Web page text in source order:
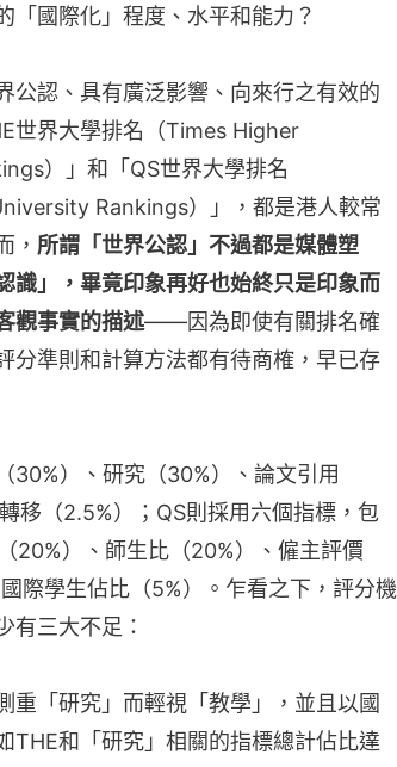
「國際化」程度、水平和能力？
公認、具有廣泛影響、向來行之有效的
世界大學排名（Times Higher
）」和「QS世界大學排名
Rankings）」，都是港人較常
， 所謂「世界公認」不過都是媒體塑
識」，畢竟印象再好也始終只是印象而
觀事實的描述——因為即使有關排名確
分準則和計算方法都有待商榷，早已存
30%）、研究（30%）、論文引用
移（2.5%）；QS則採用六個指標，包
20%）、師生比（20%）、僱主評價
際學生佔比（5%）。乍看之下，評分機
有三大不足：
重「研究」而輕視「教學」，並且以國
THE和「研究」相關的指標總計佔比達